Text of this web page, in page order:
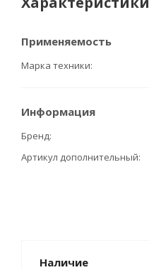
Применяемость
Марка техники
Информация
Бренд
Артикул дополнительный
Наличие